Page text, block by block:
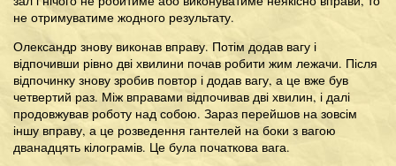
не отримуватиме жодного результату.
Олександр знову виконав вправу. Потім додав вагу і
відпочивши рівно дві хвилини почав робити жим лежачи. Після
відпочинку знову зробив повтор і додав вагу, а це вже був
четвертий раз. Між вправами відпочивав дві хвилин, і далі
продовжував роботу над собою. Зараз перейшов на зовсім
іншу вправу, а це розведення гантелей на боки з вагою
дванадцять кілограмів. Це була початкова вага.